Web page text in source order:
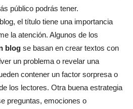
público podrás tener.
el título tiene una importancia
la atención. Algunos de los
blog se basan en crear textos con
un problema o revelar una
contener un factor sorpresa o
los lectores. Otra buena estrategia
preguntas, emociones o